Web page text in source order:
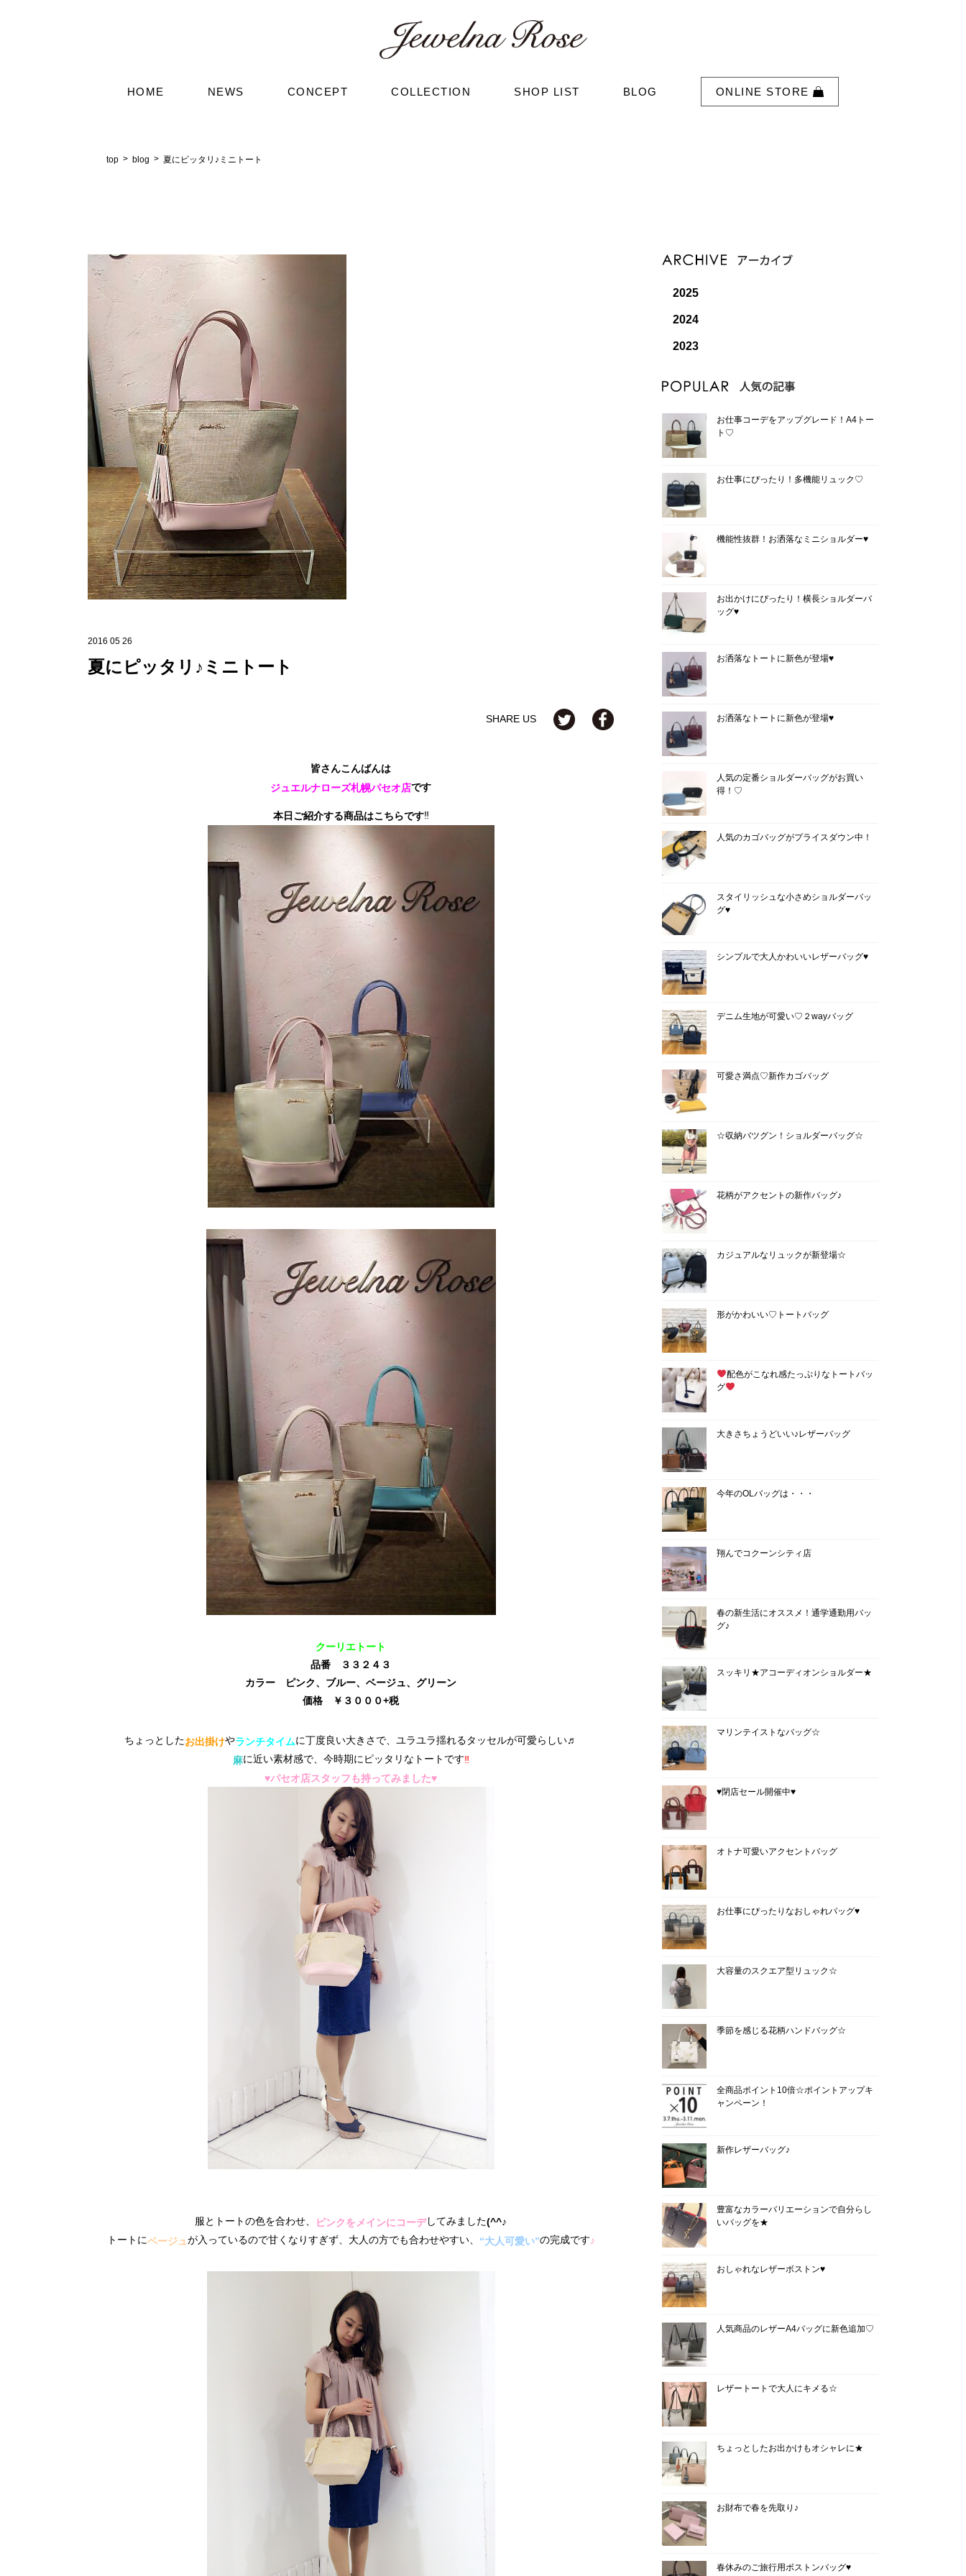
HOME NEWS CONCEPT COLLECTION SHOP LIST BLOG ONLINE STORE
top blog 夏にピッタリ♪ミニトート
2016 05 26
夏にピッタリ♪ミニトート
SHARE US
皆さんこんばんは
ジュエルナローズ札幌パセオ店です
本日ご紹介する商品はこちらです‼
クーリエトート
品番 ３３２４３
カラー ピンク、ブルー、ベージュ、グリーン
価格 ￥３０００+税
ちょっとしたお出掛けやランチタイムに丁度良い大きさで、ユラユラ揺れるタッセルが可愛らしい♬
麻に近い素材感で、今時期にピッタリなトートです‼
♥パセオ店スタッフも持ってみました♥
服とトートの色を合わせ、 ピンクをメインにコーデしてみました(^^♪
トートにベージュが入っているので甘くなりすぎず、大人の方でも合わせやすい、 “大人可愛い”の完成です♪
2025
2024
2023
お仕事コーデをアップグレード！A4トー
ト♡
お仕事にぴったり！多機能リュック♡
機能性抜群！お洒落なミニショルダー♥
お出かけにぴったり！横長ショルダーバ
ッグ♥
お洒落なトートに新色が登場♥
お洒落なトートに新色が登場♥
人気の定番ショルダーバッグがお買い
得！♡
人気のカゴバッグがプライスダウン中！
スタイリッシュな小さめショルダーバッ
グ♥
シンプルで大人かわいいレザーバッグ♥
デニム生地が可愛い♡２wayバッグ
可愛さ満点♡新作カゴバッグ
☆収納バツグン！ショルダーバッグ☆
花柄がアクセントの新作バッグ♪
カジュアルなリュックが新登場☆
形がかわいい♡トートバッグ
配色がこなれ感たっぷりなトートバッ
グ
大きさちょうどいい♪レザーバッグ
今年のOLバッグは・・・
翔んでコクーンシティ店
春の新生活にオススメ！通学通勤用バッ
グ♪
スッキリ★アコーディオンショルダー★
マリンテイストなバッグ☆
♥閉店セール開催中♥
オトナ可愛いアクセントバッグ
お仕事にぴったりなおしゃれバッグ♥
大容量のスクエア型リュック☆
季節を感じる花柄ハンドバッグ☆
全商品ポイント10倍☆ポイントアップキ
ャンペーン！
新作レザーバッグ♪
豊富なカラーバリエーションで自分らし
いバッグを★
おしゃれなレザーボストン♥
人気商品のレザーA4バッグに新色追加♡
レザートートで大人にキメる☆
ちょっとしたお出かけもオシャレに★
お財布で春を先取り♪
春休みのご旅行用ボストンバッグ♥